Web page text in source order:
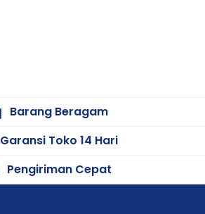
Barang Beragam
Garansi Toko 14 Hari
Pengiriman Cepat